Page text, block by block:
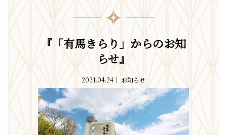
『「有馬きらり」からのお知
らせ』
2021.04.24 お知らせ